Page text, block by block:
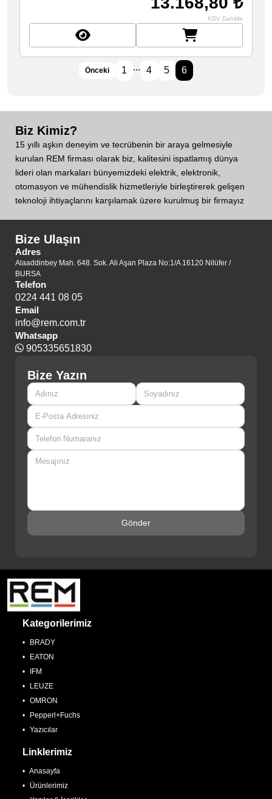
KDV Dahildir
Önceki 1 ... 4 5 6
Biz Kimiz?
15 yıllı aşkın deneyim ve tecrübenin bir araya gelmesiyle
kurulan REM firması olarak biz, kalitesini ispatlamış dünya
lideri olan markaları bünyemizdeki elektrik, elektronik,
otomasyon ve mühendislik hizmetleriyle birleştirerek gelişen
teknoloji ihtiyaçlarını karşılamak üzere kurulmuş bir firmayız
Bize Ulaşın
Adres
Alaaddinbey Mah. 648. Sok. Ali Aşan Plaza No:1/A 16120 Nilüfer /
BURSA
Telefon
0224 441 08 05
Email
info@rem.com.tr
Whatsapp
905335651830
Bize Yazın
Gönder
Kategorilerimiz
BRADY
EATON
IFM
LEUZE
OMRON
Pepperl+Fuchs
Yazıcılar
Linklerimiz
Anasayfa
Ürünlerimiz